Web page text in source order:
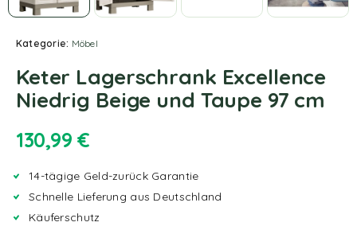
Kategorie: Möbel
Keter Lagerschrank Excellence
Niedrig Beige und Taupe 97 cm
130,99 €
14-tägige Geld-zurück Garantie
Schnelle Lieferung aus Deutschland
Käuferschutz